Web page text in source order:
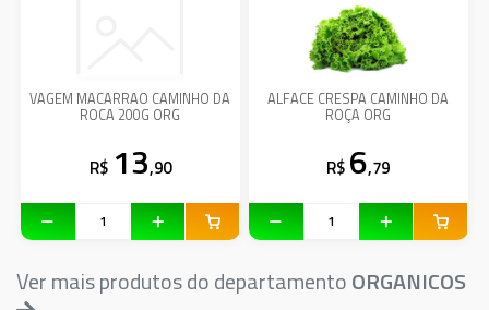
VAGEM MACARRAO CAMINHO DA
ROCA 200G ORG
R$ 13,90
ALFACE CRESPA CAMINHO DA
ROÇA ORG
R$ 6,79
Ver mais produtos do departamentoORGANICOS